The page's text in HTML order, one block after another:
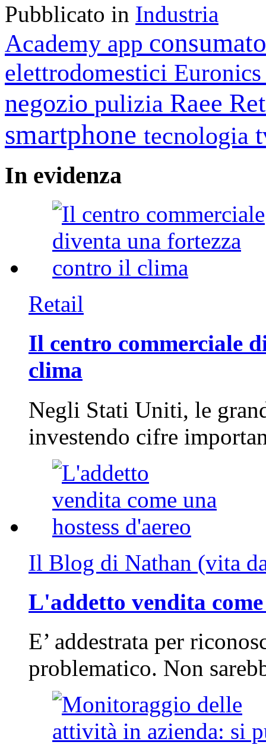
Pubblicato in Industria
Academy app
elettrodomestici
negozio pulizia Raee
smartphone tecnologia
In evidenza
Retail
Il centro commerciale
clima
Negli Stati Uniti, le
investendo cifre
Il Blog di Nathan (vita
L'addetto vendita
E’ addestrata per
problematico. Non